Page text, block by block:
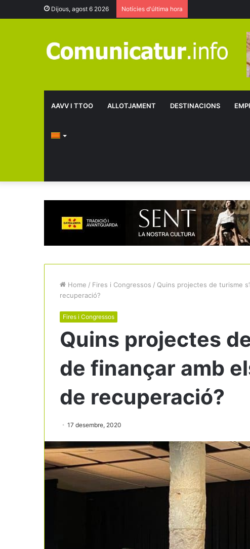
Dijous, agost 6 2026 Notícies d'última hora
AAVV I TTOO ALLOTJAMENT DESTINACIONS
Home / Fires i Congressos / Quins projectes de turisme
recuperació?
Fires i Congressos
Quins projectes
de finançar amb
de recuperació?
17 desembre, 2020